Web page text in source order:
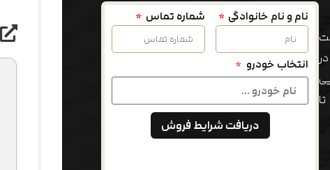
و آغاز فرآیند خرید، می‌توانید با کارشناسان
تخصصی آن‌ها بهره‌مند شوید.
نام و نام خانوادگی شماره تماس
انتخاب خودرو *
دریافت شرایط فروش